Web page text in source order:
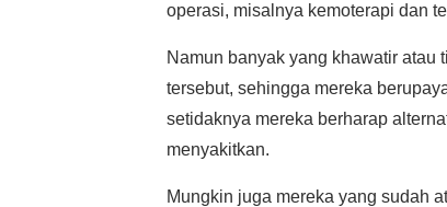
operasi, misalnya kemoterapi dan
Namun banyak yang khawatir atau
tersebut, sehingga mereka
setidaknya mereka berharap
menyakitkan.
Mungkin juga mereka yang sudah